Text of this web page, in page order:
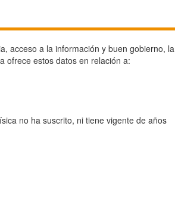
acceso a la información y buen gobierno, la
ofrece estos datos en relación a:
no ha suscrito, ni tiene vigente de años